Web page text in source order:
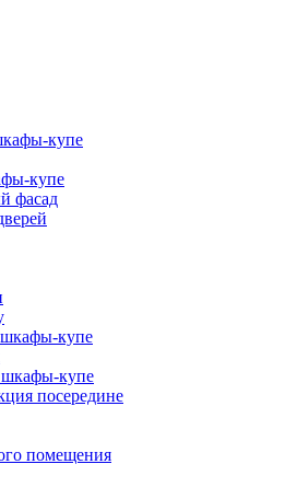
купе
купе
фасад
купе
купе
посередине
помещения